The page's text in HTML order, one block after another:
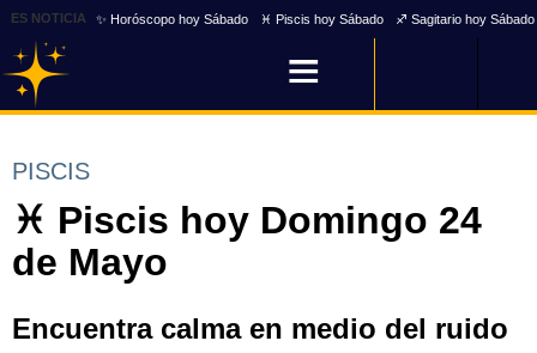
ES NOTICIA ✨ Horóscopo hoy Sábado ♓ Piscis hoy Sábado ♐ Sagitario hoy Sábado
PISCIS
♓ Piscis hoy Domingo 24
de Mayo
Encuentra calma en medio del ruido